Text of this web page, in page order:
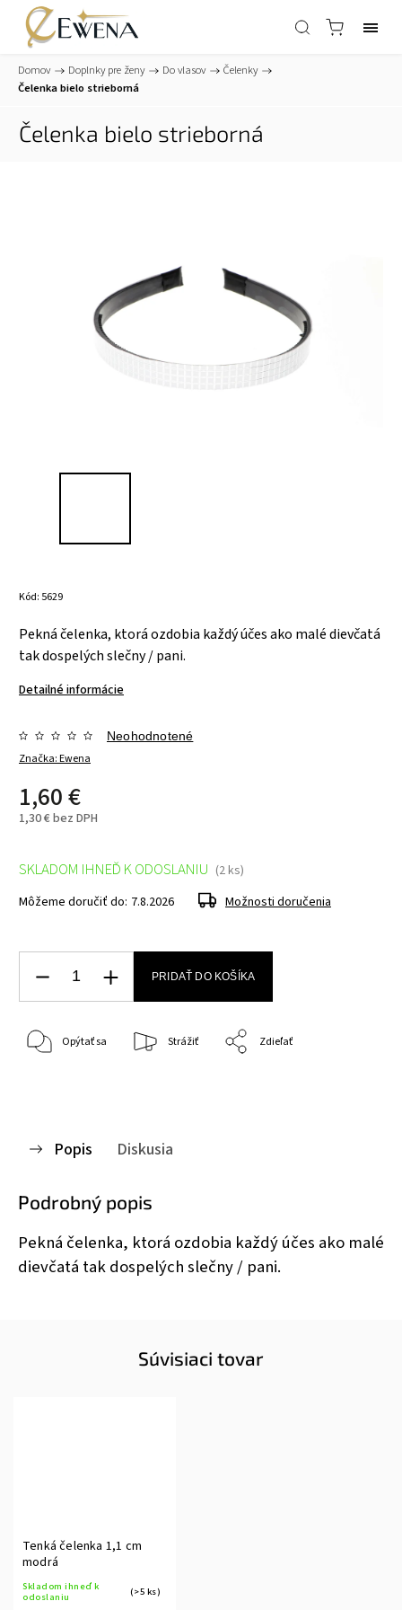
Domov / Doplnky pre ženy / Do vlasov / Čelenky /
Čelenka bielo strieborná
Čelenka bielo strieborná
Kód: 5629
Pekná čelenka, ktorá ozdobia každý účes ako malé dievčatá
tak dospelých slečny / pani.
Detailné informácie
Značka:Ewena
Neohodnotené
1,60 €
1,30 € bez DPH
SKLADOM IHNEĎ K ODOSLANIU (2 ks)
Môžeme doručiť do: 7.8.2026 Možnosti doručenia
PRIDAŤ DO KOŠÍKA
Opýtať sa Strážiť Zdieľať
Popis Diskusia
Podrobný popis
Pekná čelenka, ktorá ozdobia každý účes ako malé
dievčatá tak dospelých slečny / pani.
Súvisiaci tovar
Tenká čelenka 1,1 cm
modrá
Skladom ihneď k
odoslaniu
(>5 ks)